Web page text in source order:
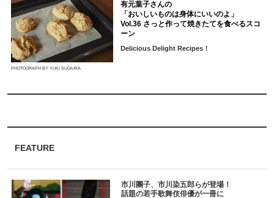
FEATURE
市川團子、市川染五郎らが登場！
話題の若手歌舞伎俳優が一冊に
PHOTOGRAPH BY YUKI SUGIURA
有元葉子さんの
「おいしいものは身体にいいのよ」
Vol.36 さっと作って焼きたてを食べるスコ
ーン
Delicious Delight Recipes！